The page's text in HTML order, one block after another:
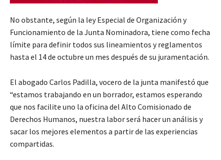
No obstante, según la ley Especial de Organización y
Funcionamiento de la Junta Nominadora, tiene como fecha
límite para definir todos sus lineamientos y reglamentos
hasta el 14 de octubre un mes después de su juramentación.
El abogado Carlos Padilla, vocero de la junta manifestó que
“estamos trabajando en un borrador, estamos esperando
que nos facilite uno la oficina del Alto Comisionado de
Derechos Humanos, nuestra labor será hacer un análisis y
sacar los mejores elementos a partir de las experiencias
compartidas.